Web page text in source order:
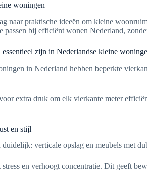
woningen
naar praktische ideeën om kleine
passen bij efficiënt wonen Nederland,
zijn in Nederlandse kleine
in Nederland hebben beperkte
extra druk om elk vierkante meter
en stijl
verticale opslag en meubels met
en verhoogt concentratie. Dit geeft